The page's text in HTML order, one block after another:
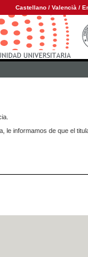
Castellano / Valencià /
le informamos de que el